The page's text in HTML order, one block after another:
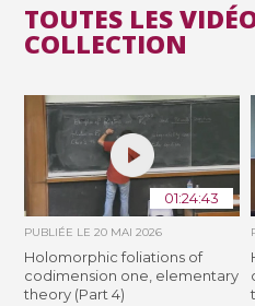
TOUTES LES
COLLECTION
01:24:43
PUBLIÉE LE20 MAI 2026
Holomorphic foliations of
codimension one, elementary
theory (Part 4)